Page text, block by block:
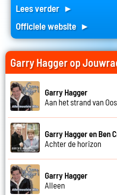
Lees verder ►
Officiele website ►
Garry Hagger op
Garry Hagger
Aan het strand van
Garry Hagger en Ben
Achter de horizon
Garry Hagger
Alleen